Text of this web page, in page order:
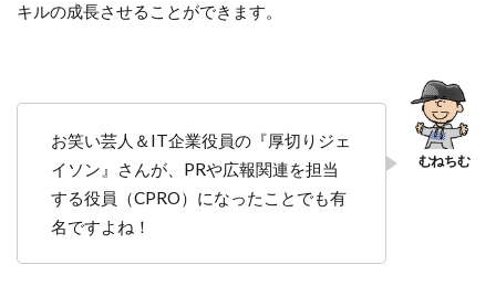
キルの成長させることができます。
お笑い芸人＆IT企業役員の『厚切りジェ
イソン』さんが、PRや広報関連を担当
する役員（CPRO）になったことでも有
名ですよね！